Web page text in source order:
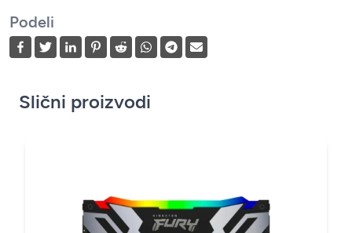
Podeli
Slični proizvodi